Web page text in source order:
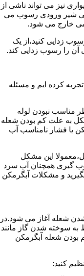
نیز می تواند ناشی از
شیر ورودی رسوب می
خارج می شود.
زدایی کنید،از یک
آن را رسوب زدایی کند.
کرده ایم و مسئله
مناسب نبودن لوله
به علت کم بودن شعله
یا فشار نامناسب آب
این مشکل
گیری همچنان آب سرد
و مشکلات آبگرمکن
شعله آغاز می شود.در
سوخته شدن گاز مانند
بودن شعله آبگرمکن
کنید: